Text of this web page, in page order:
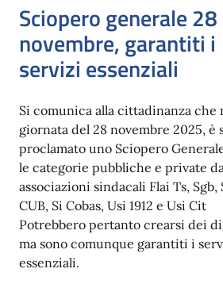
Sciopero generale 28
novembre, garantiti i
servizi essenziali
Si comunica alla cittadinanza che
giornata del 28 novembre 2025, è
proclamato uno Sciopero
le categorie pubbliche e private
associazioni sindacali Flai Ts, Sgb,
CUB, Si Cobas, Usi 1912 e Usi Cit
Potrebbero pertanto crearsi dei
ma sono comunque garantiti i
essenziali.